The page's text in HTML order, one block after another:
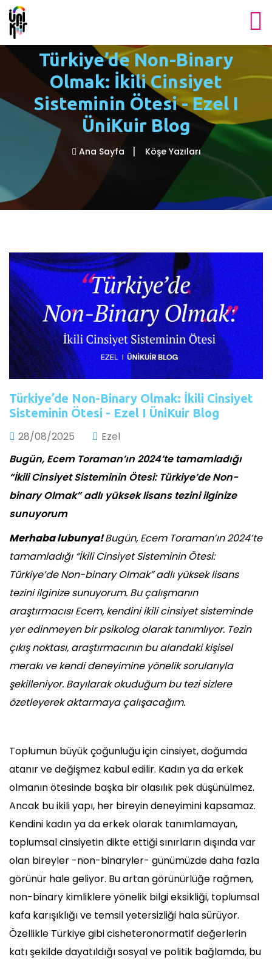
Türkiye’de Non-Binary
Olmak: İkili Cinsiyet
Sisteminin Ötesi - Ezel I
ÜniKuir Blog
Ana Sayfa Köşe Yazıları
Türkiye’de Non-Binary Olmak: İkili Cinsiyet
Sisteminin Ötesi - Ezel I ÜniKuir Blog
28/08/2025
Ezel
Bugün, Ecem Toraman’ın 2024’te tamamladığı
“İkili Cinsiyet Sisteminin Ötesi: Türkiye’de Non-
binary Olmak” adlı yüksek lisans tezini ilginize
sunuyorum
Merhaba lubunya!Bugün, Ecem Toraman’ın 2024’te
tamamladığı “İkili Cinsiyet Sisteminin Ötesi:
Türkiye’de Non-binary Olmak” adlı yüksek lisans
tezini ilginize sunuyorum. Bu çalışmanın
araştırmacısı Ecem, kendini ikili cinsiyet sisteminde
yer edinmeyen bir psikolog olarak tanımlıyor. Tezin
çıkış noktası, araştırmacının bu alandaki kişisel
merakı ve kendi deneyimine yönelik sorularıyla
şekilleniyor. Bayılarak okuduğum bu tezi sizlere
özetleyerek aktarmaya çalışacağım.
Toplumun büyük çoğunluğu için cinsiyet, doğumda
atanır ve değişmez kabul edilir. Kadın ya da erkek
olmanın ötesinde başka bir olasılık pek düşünülmez.
Ancak bu ikili yapı, her bireyin deneyimini kapsamaz.
Kendini kadın ya da erkek olarak tanımlamayan,
toplumsal cinsiyetin dikte ettiği sınırların dışında var
olan bireyler -non-binaryler- günümüzde daha fazla
görünür hale geliyor. Bu artan görünürlüğe rağmen,
non-binary kimliklere yönelik bilgi eksikliği, toplumsal
kafa karışıklığı ve temsil yetersizliği hala sürüyor.
Özellikle Türkiye gibi cisheteronormatif değerlerin
katı şekilde dayatıldığı sosyal ve politik bağlamda, bu